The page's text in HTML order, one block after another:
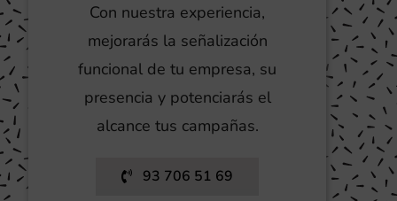
Con nuestra experiencia,
mejorarás la señalización
funcional de tu empresa, su
presencia y potenciarás el
alcance tus campañas.
93 706 51 69